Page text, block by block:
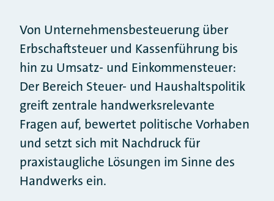
Von Unternehmensbesteuerung über
Erbschaftsteuer und Kassenführung bis
hin zu Umsatz- und Einkommensteuer:
Der Bereich Steuer- und Haushaltspolitik
greift zentrale handwerksrelevante
Fragen auf, bewertet politische Vorhaben
und setzt sich mit Nachdruck für
praxistaugliche Lösungen im Sinne des
Handwerks ein.